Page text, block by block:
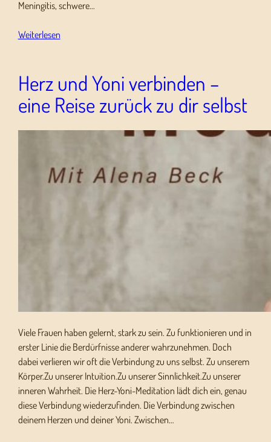
Meningitis, schwere…
Weiterlesen
Herz und Yoni verbinden –
eine Reise zurück zu dir selbst
Viele Frauen haben gelernt, stark zu sein. Zu funktionieren und in
erster Linie die Berdürfnisse anderer wahrzunehmen. Doch
dabei verlieren wir oft die Verbindung zu uns selbst. Zu unserem
Körper.Zu unserer Intuition.Zu unserer Sinnlichkeit.Zu unserer
inneren Wahrheit. Die Herz-Yoni-Meditation lädt dich ein, genau
diese Verbindung wiederzufinden. Die Verbindung zwischen
deinem Herzen und deiner Yoni. Zwischen…